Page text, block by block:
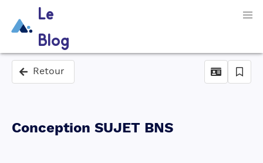
Le
Blog
Retour
Conception SUJET BNS